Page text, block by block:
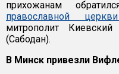
прихожанам
православной
митрополит
(Сабодан).
В Минск привезли